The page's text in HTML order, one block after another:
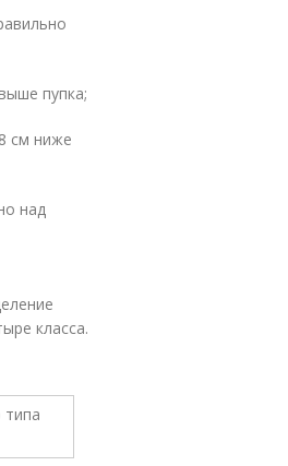
пупка;
см ниже
над
класса.